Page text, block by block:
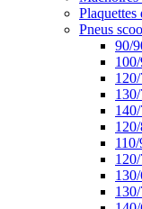
Plaquettes
Pneus
90/